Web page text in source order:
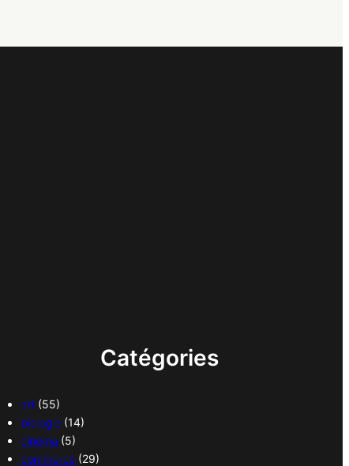
Catégories
art (55)
biologie (14)
cinéma (5)
commerce (29)